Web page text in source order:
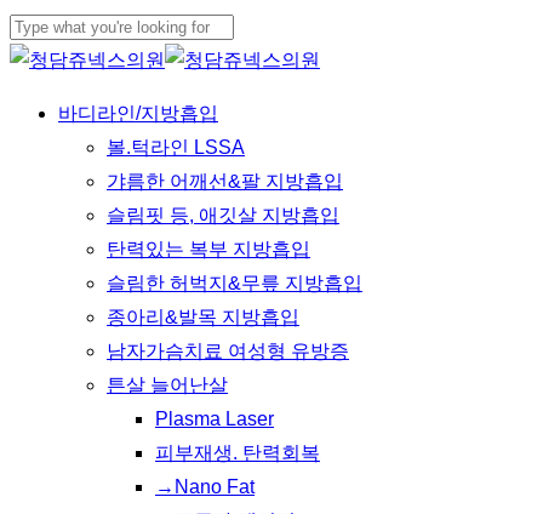
Skip
to
content
Close
Menu
바디라인/지방흡입
볼.턱라인 LSSA
갸름한 어깨선&팔 지방흡입
슬림핏 등, 애깃살 지방흡입
탄력있는 복부 지방흡입
슬림한 허벅지&무릎 지방흡입
종아리&발목 지방흡입
남자가슴치료 여성형 유방증
튼살 늘어난살
Plasma Laser
피부재생. 탄력회복
→Nano Fat